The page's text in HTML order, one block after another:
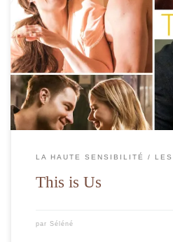
Connaissez-vous la magnifique et
LA HAUTE SENSIBILITÉ
This is Us
par Séléné